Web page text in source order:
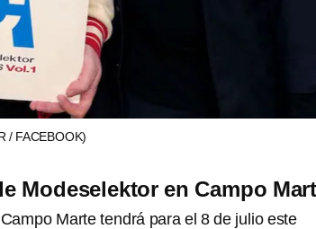
/ FACEBOOK)
Modeselektor en Campo
Marte tendrá para el 8 de julio este